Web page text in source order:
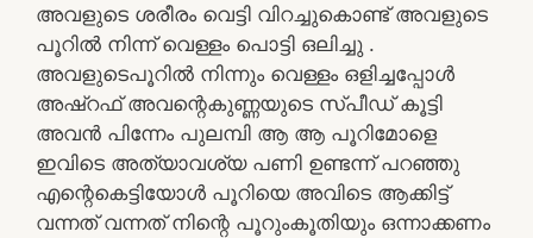
അവളുടെ ശരീരം വെട്ടി വിറച്ചുകൊണ്ട് അവളുടെ
പൂറിൽ നിന്ന് വെള്ളം പൊട്ടി ഒലിച്ചു .
അവളുടെപൂറിൽ നിന്നും വെള്ളം ഒളിച്ചപ്പോൾ
അഷ്‌റഫ് അവന്റെകുണ്ണയുടെ സ്പീഡ് കൂട്ടി
അവൻ പിന്നേം പുലമ്പി ആ ആ പൂറിമോളെ
ഇവിടെ അത്യാവശ്യ പണി ഉണ്ടന്ന് പറഞ്ഞു
എന്റെകെട്ടിയോൾ പൂറിയെ അവിടെ ആക്കിട്ട്
വന്നത് വന്നത് നിന്റെ പൂറുംകൂതിയും ഒന്നാക്കണം